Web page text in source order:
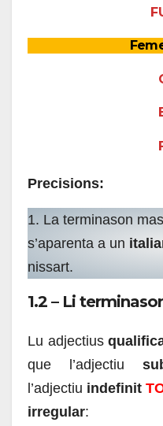
Precisions:
1. La terminason
s’aparenta a un
nissart.
1.2 – Li
Lu adjectius
que l’adjectiu
l’adjectiu indefinit
irregular: